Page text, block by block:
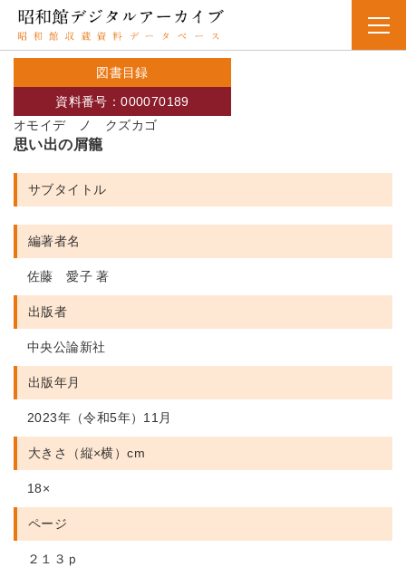
図書目録
オモイデ ノ クズカゴ
資料番号：000070189
思い出の屑籠
サブタイトル
編著者名
佐藤 愛子 著
出版者
中央公論新社
出版年月
2023年（令和5年）11月
大きさ（縦×横）cm
18×
ページ
２１３ｐ